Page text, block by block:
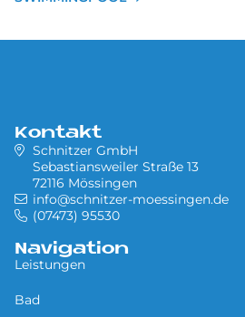
Kontakt
Schnitzer GmbH
Sebastiansweiler Straße 13
72116 Mössingen
info@schnitzer-moessingen.de
(07473) 95530
Navigation
Leistungen
Bad